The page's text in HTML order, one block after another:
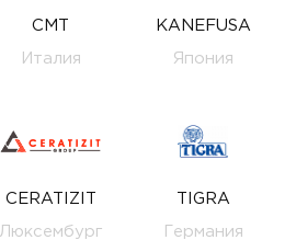
CMT
Италия
KANEFUSA
Япония
CERATIZIT
Люксембург
TIGRA
Германия